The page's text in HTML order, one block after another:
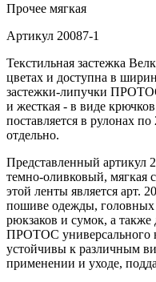
Прочее мягкая
Артикул 20087-1
Текстильная застежка
цветах и доступна в
застежки-липучки
и жесткая - в виде
поставляется в рулонах
отдельно.
Представленный артикул
темно-оливковый, мягкая
этой ленты является арт.
пошиве одежды, головных
рюкзаков и сумок, а
ПРОТОС универсального
устойчивы к различным
применении и уходе,